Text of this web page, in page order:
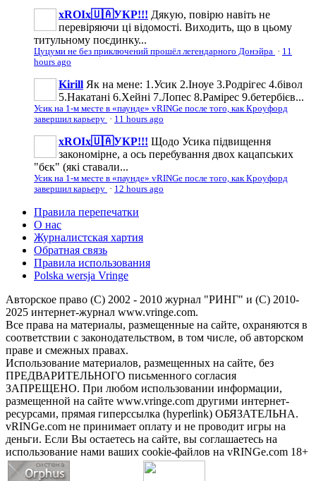
xROIx🇺🇦УКР!!! Дякую, повірю навіть не
перевіряючи ці відомості. Виходить, що в цьому
титульному поєдинку...
Цуцуми не без приключений прошёл легендарного Донэйра · 11
hours ago
Kirill Як на мене: 1.Усик 2.Іноуе 3.Родрігес 4.бівол
5.Накатані 6.Хейні 7.Лопес 8.Рамірес 9.бетербієв...
Усик на 1-м месте в «паунде» vRINGe после того, как Кроуфорд
завершил карьеру · 11 hours ago
xROIx🇺🇦УКР!!! Щодо Усика підвищення
закономірне, а ось перебування двох кацапських
"бєк" (які ставали...
Усик на 1-м месте в «паунде» vRINGe после того, как Кроуфорд
завершил карьеру · 12 hours ago
Правила перепечатки
О нас
Журналистская хартия
Обратная связь
Правила использования
Polska wersja Vringe
Авторское право (С) 2002 - 2010 журнал "РИНГ" и (С) 2010-
2025 интернет-журнал www.vringe.com.
Все права на материалы, размещенные на сайте, охраняются в
соответствии с законодательством, в том числе, об авторском
праве и смежных правах.
Использование материалов, размещенных на сайте, без
ПРЕДВАРИТЕЛЬНОГО письменного согласия
ЗАПРЕЩЕНО. При любом использовании информации,
размещенной на сайте www.vringe.com другими интернет-
ресурсами, прямая гиперссылка (hyperlink) ОБЯЗАТЕЛЬНА.
vRINGe.com не принимает оплату и не проводит игры на
деньги. Если Вы остаетесь на сайте, вы соглашаетесь на
использование нами ваших cookie-файлов на vRINGe.com 18+